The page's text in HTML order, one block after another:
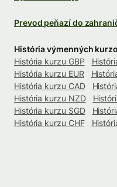
Prevod peňazí do
História výmenných
História kurzu GBP
História kurzu EUR
História kurzu CAD
História kurzu NZD
História kurzu SGD
História kurzu CHF